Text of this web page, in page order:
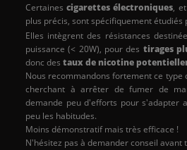
Certainescigarettes électroniques, et
plus précis, sont spécifiquement étudiés
Elles intègrent des résistances
puissance (< 20W), pour des tirages
donc des taux de nicotine
Nous recommandons fortement ce type
cherchant à arrêter de fumer de
demande peu d'efforts pour s'adapter
peu les habitudes.
Moins démonstratif mais très efficace !
N'hésitez pas à demander conseil avant